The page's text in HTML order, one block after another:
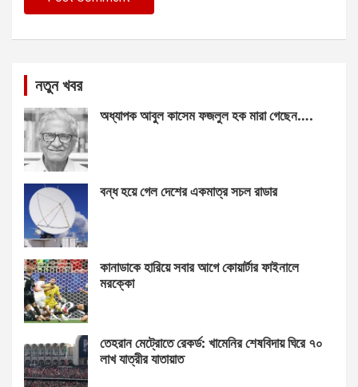
নতুন খবর
অধ্যাপক আবুল কাসেম ফজলুল হক মারা গেছেন….
বন্ধ হয়ে গেল দেশের একমাত্র সচল রাডার
কানাডাকে হারিয়ে সবার আগে কোয়ার্টার ফাইনালে
মরক্কো
তেহরান মেট্রোতে রেকর্ড: খামেনির শেষবিদায় ঘিরে ৭০
লাখ যাত্রীর যাতায়াত